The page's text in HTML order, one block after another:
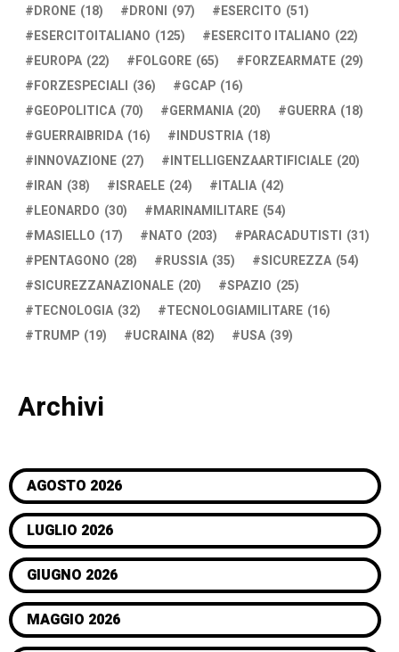
DRONE (18) DRONI (97) ESERCITO (51)
ESERCITOITALIANO (125) ESERCITO ITALIANO (22)
EUROPA (22) FOLGORE (65) FORZEARMATE (29)
FORZESPECIALI (36) GCAP (16)
GEOPOLITICA (70) GERMANIA (20) GUERRA (18)
GUERRAIBRIDA (16) INDUSTRIA (18)
INNOVAZIONE (27) INTELLIGENZAARTIFICIALE (20)
IRAN (38) ISRAELE (24) ITALIA (42)
LEONARDO (30) MARINAMILITARE (54)
MASIELLO (17) NATO (203) PARACADUTISTI (31)
PENTAGONO (28) RUSSIA (35) SICUREZZA (54)
SICUREZZANAZIONALE (20) SPAZIO (25)
TECNOLOGIA (32) TECNOLOGIAMILITARE (16)
TRUMP (19) UCRAINA (82) USA (39)
Archivi
AGOSTO 2026
LUGLIO 2026
GIUGNO 2026
MAGGIO 2026